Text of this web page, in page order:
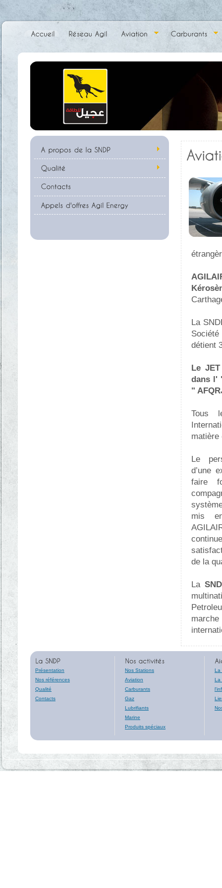
La
détient
Le
dans l'
"
Tous
matière
Le
d’une
faire
mis
de la
La
Présentation
Nos références
Qualité
Contacts
Nos Stations
Aviation
Carburants
Gaz
Lubrifiants
Marine
Produits spéciaux
La
La